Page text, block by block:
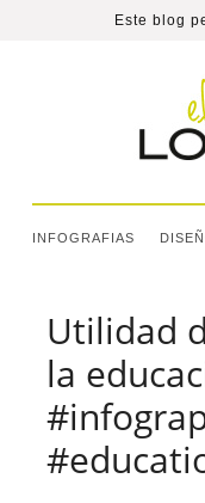
Este blog
INFOGRAFIAS
Utilidad
la